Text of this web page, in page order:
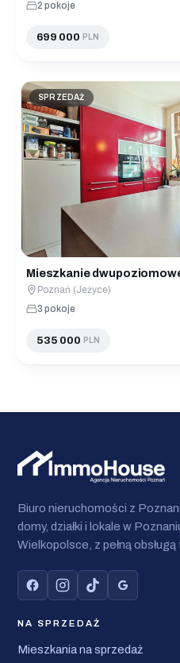
2 pokoje
699 000 PLN
SPRZEDAŻ
Mieszkanie
Poznań (Jeżyce)
3 pokoje
535 000 PLN
Biuro nieruchomości z
domy, działki i lokale w
Wielkopolsce, z pełną obsługą
NA SPRZEDAŻ
Mieszkania na sprzedaż